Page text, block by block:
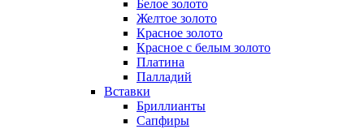
Белое золото
Желтое золото
Красное золото
Красное с белым золото
Платина
Палладий
Вставки
Бриллианты
Сапфиры